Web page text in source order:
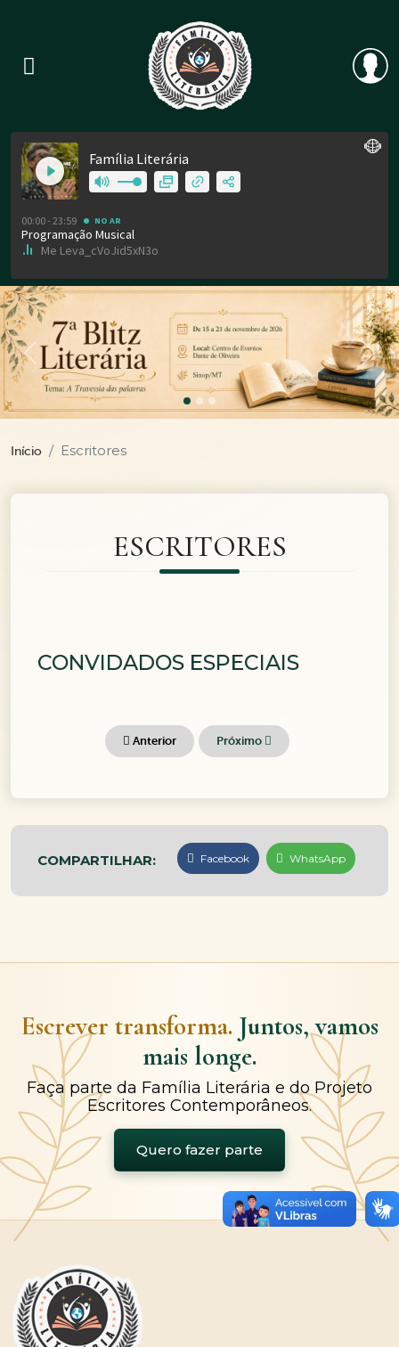
Previous
Início Escritores
ESCRITORES
CONVIDADOS ESPECIAIS
Anterior Próximo
COMPARTILHAR: Facebook WhatsApp
Escrever transforma. Juntos, vamos
mais longe.
Faça parte da Família Literária e do Projeto
Escritores Contemporâneos.
Quero fazer parte